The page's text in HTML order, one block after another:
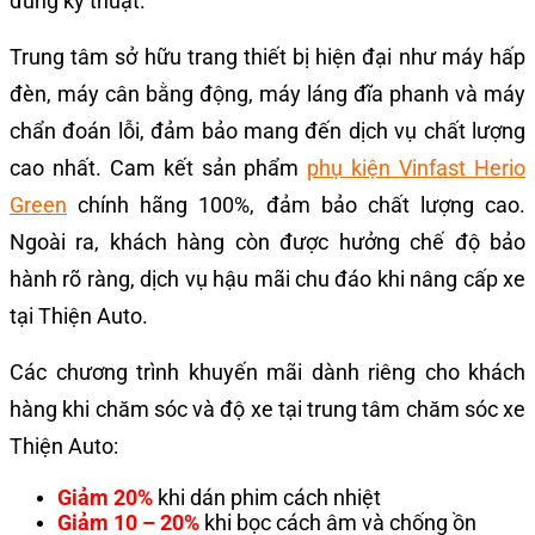
Trung tâm sở hữu trang thiết bị hiện đại như máy hấp
đèn, máy cân bằng động, máy láng đĩa phanh và máy
chẩn đoán lỗi, đảm bảo mang đến dịch vụ chất lượng
cao nhất. Cam kết sản phẩm phụ kiện Vinfast Herio
Green chính hãng 100%, đảm bảo chất lượng cao.
Ngoài ra, khách hàng còn được hưởng chế độ bảo
hành rõ ràng, dịch vụ hậu mãi chu đáo khi nâng cấp xe
tại Thiện Auto.
Các chương trình khuyến mãi dành riêng cho khách
hàng khi chăm sóc và độ xe tại trung tâm chăm sóc xe
Thiện Auto:
Giảm 20% khi dán phim cách nhiệt
Giảm 10 – 20% khi bọc cách âm và chống ồn